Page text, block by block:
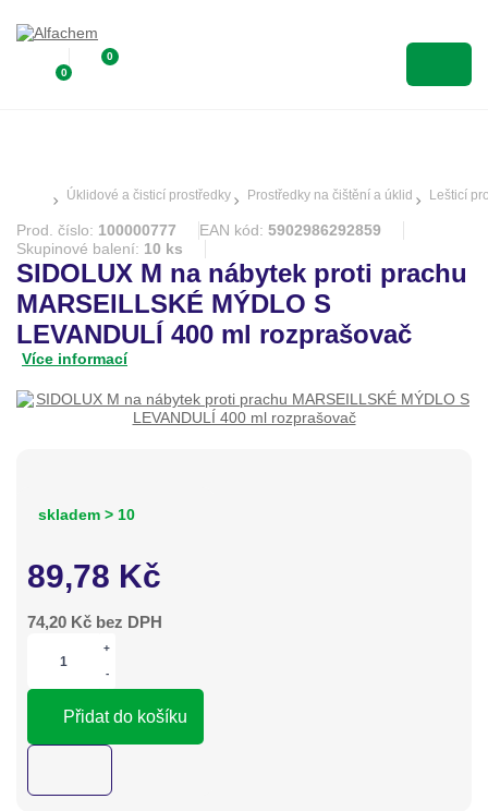
0
0
Úklidové a čisticí prostředky Prostředky na čištění a úklid Lešticí
Prod. číslo: 100000777 EAN kód: 5902986292859
Skupinové balení: 10 ks
SIDOLUX M na nábytek proti prachu
MARSEILLSKÉ MÝDLO S
LEVANDULÍ 400 ml rozprašovač
Více informací
skladem > 10
89,78 Kč
74,20 Kč bez DPH
+
-
Přidat do košíku